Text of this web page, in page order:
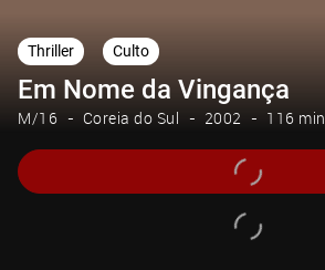
Thriller Culto
Em Nome da Vingança
M/16 Coreia do Sul 2002 116 min